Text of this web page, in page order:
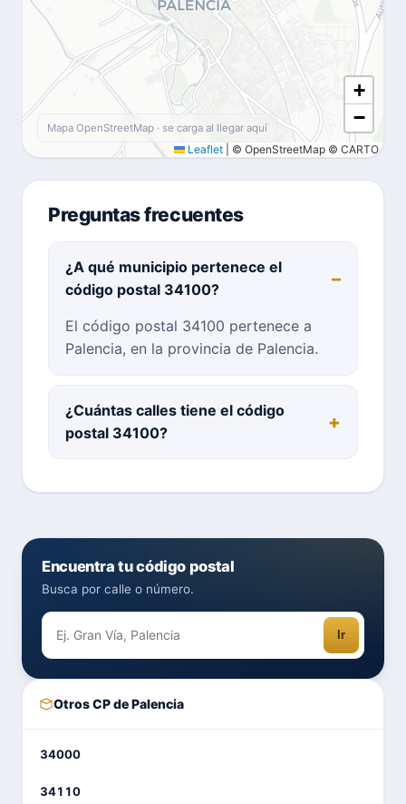
+
−
Leaflet © OpenStreetMap © CARTO
Mapa OpenStreetMap · se carga al llegar aquí
Preguntas frecuentes
¿A qué municipio pertenece el
código postal 34100?
El código postal 34100 pertenece a
Palencia, en la provincia de Palencia.
¿Cuántas calles tiene el código
postal 34100?
Encuentra tu código postal
Busca por calle o número.
Ir
Otros CP de Palencia
34000
34110